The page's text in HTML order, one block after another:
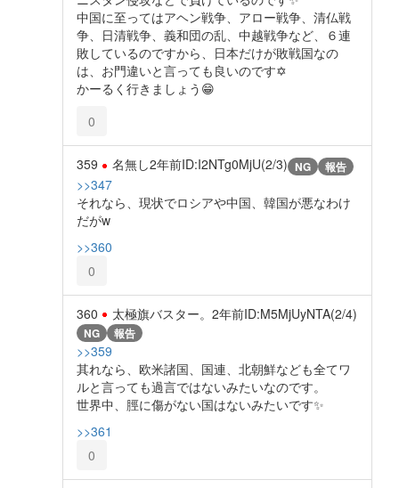
中国に至ってはアヘン戦争、アロー戦争、清仏戦
争、日清戦争、義和団の乱、中越戦争など、６連
敗しているのですから、日本だけが敗戦国なの
は、お門違いと言っても良いのです✡
かーるく行きましょう😁
0
359 名無し2年前ID:I2NTg0MjU(2/3) NG 報告
>>347
それなら、現状でロシアや中国、韓国が悪なわけ
だがw
>>360
0
360 太極旗バスター。 2年前ID:M5MjUyNTA(2/4)
NG 報告
>>359
其れなら、欧米諸国、国連、北朝鮮なども全てワ
ルと言っても過言ではないみたいなのです。
世界中、脛に傷がない国はないみたいです✨
>>361
0